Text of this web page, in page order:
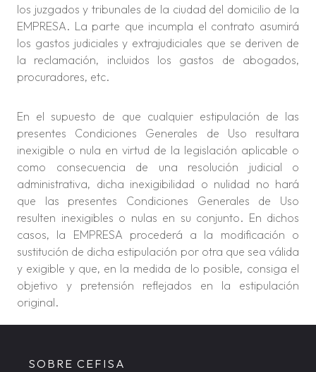
los juzgados y tribunales de la ciudad del domicilio de la
EMPRESA. La parte que incumpla el contrato asumirá
los gastos judiciales y extrajudiciales que se deriven de
la reclamación, incluidos los gastos de abogados,
procuradores, etc.
En el supuesto de que cualquier estipulación de las
presentes Condiciones Generales de Uso resultara
inexigible o nula en virtud de la legislación aplicable o
como consecuencia de una resolución judicial o
administrativa, dicha inexigibilidad o nulidad no hará
que las presentes Condiciones Generales de Uso
resulten inexigibles o nulas en su conjunto. En dichos
casos, la EMPRESA procederá a la modificación o
sustitución de dicha estipulación por otra que sea válida
y exigible y que, en la medida de lo posible, consiga el
objetivo y pretensión reflejados en la estipulación
original.
SOBRE CEFISA